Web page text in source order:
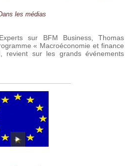
les médias
sur BFM Business, Thomas
« Macroéconomie et finance
revient sur les grands événements